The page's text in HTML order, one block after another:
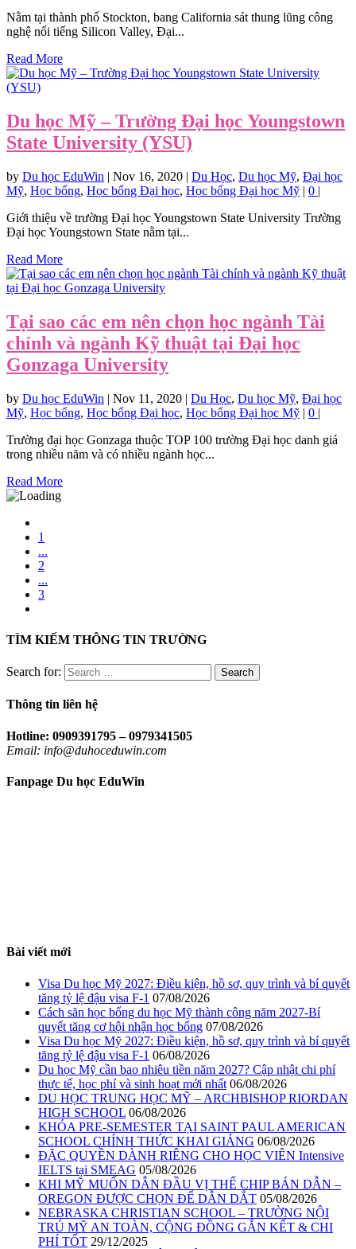
Nằm tại thành phố Stockton, bang California sát thung lũng công
nghệ nổi tiếng Silicon Valley, Đại...
Read More
Du học Mỹ – Trường Đại học Youngstown
State University (YSU)
by Du học EduWin | Nov 16, 2020 | Du Học, Du học Mỹ, Đại học
Mỹ, Học bổng, Học bổng Đại học, Học bổng Đại học Mỹ | 0 |
Giới thiệu về trường Đại học Youngstown State University Trường
Đại học Youngstown State nằm tại...
Read More
Tại sao các em nên chọn học ngành Tài
chính và ngành Kỹ thuật tại Đại học
Gonzaga University
by Du học EduWin | Nov 11, 2020 | Du Học, Du học Mỹ, Đại học
Mỹ, Học bổng, Học bổng Đại học, Học bổng Đại học Mỹ | 0 |
Trường đại học Gonzaga thuộc TOP 100 trường Đại học danh giá
trong nhiều năm và có nhiều ngành học...
Read More
1
...
2
...
3
TÌM KIẾM THÔNG TIN TRƯỜNG
Search for:
Thông tin liên hệ
Hotline: 0909391795 – 0979341505
Email: info@duhoceduwin.com
Fanpage Du học EduWin
Bài viết mới
Visa Du học Mỹ 2027: Điều kiện, hồ sơ, quy trình và bí quyết
tăng tỷ lệ đậu visa F-1 07/08/2026
Cách săn học bổng du học Mỹ thành công năm 2027-Bí
quyết tăng cơ hội nhận học bổng 07/08/2026
Visa Du học Mỹ 2027: Điều kiện, hồ sơ, quy trình và bí quyết
tăng tỷ lệ đậu visa F-1 06/08/2026
Du học Mỹ cần bao nhiêu tiền năm 2027? Cập nhật chi phí
thực tế, học phí và sinh hoạt mới nhất 06/08/2026
DU HỌC TRUNG HỌC MỸ – ARCHBISHOP RIORDAN
HIGH SCHOOL 06/08/2026
KHÓA PRE-SEMESTER TẠI SAINT PAUL AMERICAN
SCHOOL CHÍNH THỨC KHAI GIẢNG 06/08/2026
ĐẶC QUYỀN DÀNH RIÊNG CHO HỌC VIÊN Intensive
IELTS tại SMEAG 05/08/2026
KHI MỸ MUỐN DẪN ĐẦU VỊ THẾ CHIP BÁN DẪN –
OREGON ĐƯỢC CHỌN ĐỂ DẪN DẮT 05/08/2026
NEBRASKA CHRISTIAN SCHOOL – TRƯỜNG NỘI
TRÚ MỸ AN TOÀN, CỘNG ĐỒNG GẮN KẾT & CHI
PHÍ TỐT 29/12/2025